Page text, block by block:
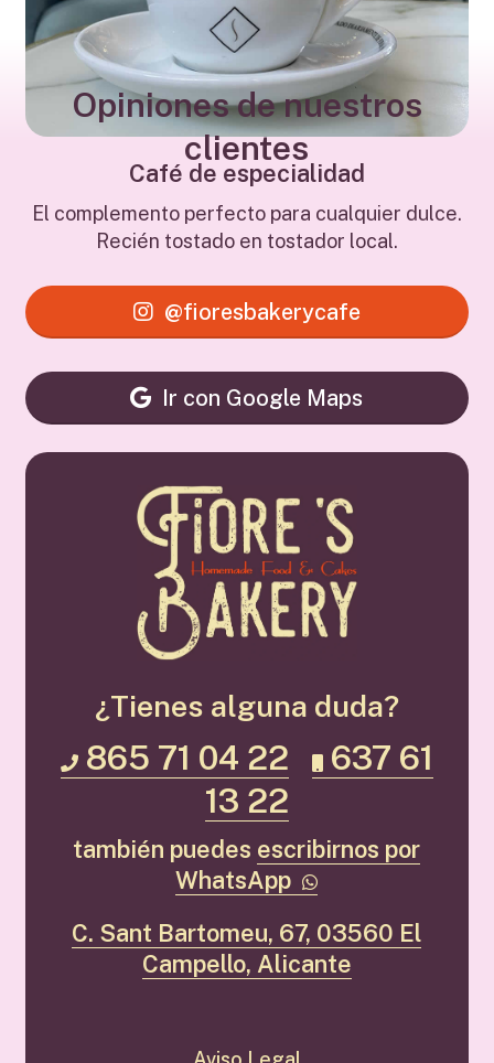
Desayunos y Brunch
Café de calidad acompañado de repostería
casera o deliciosos platos salados.
Café de especialidad
El complemento perfecto para cualquier dulce.
Recién tostado en tostador local.
Opiniones de nuestros
clientes
@fioresbakerycafe
Ir con Google Maps
¿Tienes alguna duda?
865 71 04 22
637 61
13 22
también puedes escribirnos por
WhatsApp
C. Sant Bartomeu, 67, 03560 El
Campello, Alicante